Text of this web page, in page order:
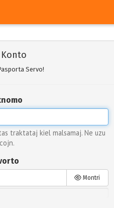
Servo!
traktataj kiel malsamaj. Ne uzu
Montri